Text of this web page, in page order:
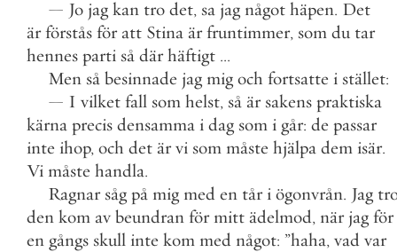
— Jo jag kan tro det, sa jag något häpen. Det
är förstås för att Stina är fruntimmer, som du tar
hennes parti så där häftigt ...
Men så besinnade jag mig och fortsatte i stället:
— I vilket fall som helst, så är sakens praktiska
kärna precis densamma i dag som i går: de passar
inte ihop, och det är vi som måste hjälpa dem isär.
Vi måste handla.
Ragnar såg på mig med en tår i ögonvrån. Jag
den kom av beundran för mitt ädelmod, när jag för
en gångs skull inte kom med något: ”haha, vad var